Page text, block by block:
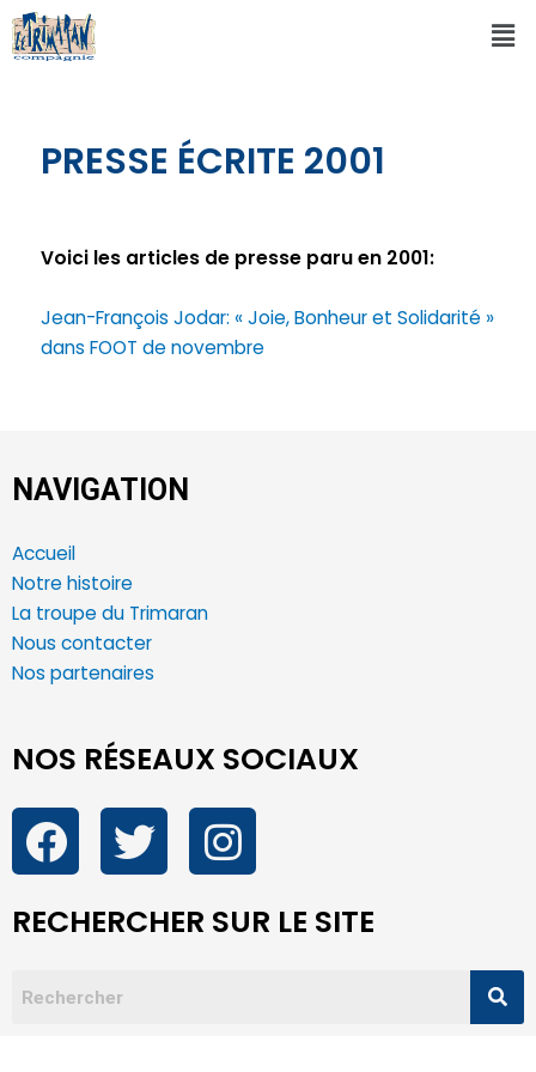
PRESSE ÉCRITE 2001
Voici les articles de presse paru en 2001:
Jean-François Jodar: « Joie, Bonheur et Solidarité »
dans FOOT de novembre
NAVIGATION
Accueil
Notre histoire
La troupe du Trimaran
Nous contacter
Nos partenaires
NOS RÉSEAUX SOCIAUX
RECHERCHER SUR LE SITE